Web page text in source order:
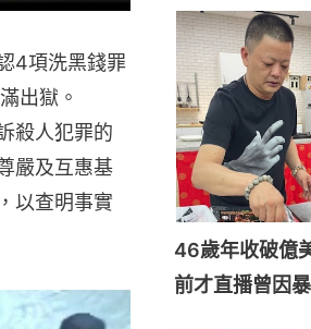
4項洗黑錢罪
出獄。
殺人犯罪的
嚴及互惠基
以查明事實
46歲年收破億
前才直播曾因